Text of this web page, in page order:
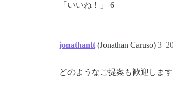
「いいね！」 6
jonathantt (Jonathan Caruso) 3
どのようなご提案も歓迎しま